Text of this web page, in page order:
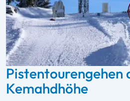
Pistentourengehen
Kemahdhöhe